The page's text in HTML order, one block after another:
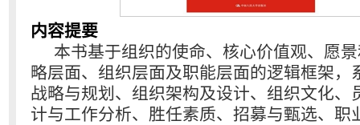
内容提要
本书基于组织的使命、核心价值观、愿
略层面、组织层面及职能层面的逻辑框架，
战略与规划、组织架构及设计、组织文化、
计与工作分析、胜任素质、招募与甄选、职